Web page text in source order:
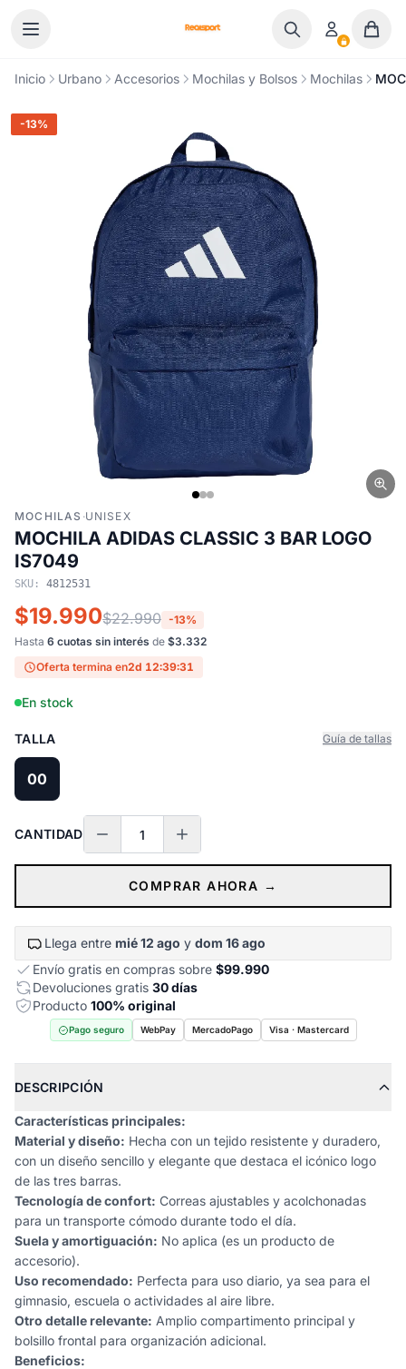
Inicio Urbano Accesorios Mochilas y Bolsos Mochilas
-13%
MOCHILAS ·UNISEX
MOCHILA ADIDAS CLASSIC 3 BAR LOGO
IS7049
SKU: 4812531
$19.990$22.990 -13%
Hasta 6 cuotas sin interés de $3.332
Oferta termina en2d 12:39:30
En stock
TALLA Guía de tallas
00
CANTIDAD
COMPRAR AHORA →
Llega entre mié 12 ago y dom 16 ago
Envío gratis en compras sobre $99.990
Devoluciones gratis 30 días
Producto 100% original
Pago seguro WebPay MercadoPago Visa · Mastercard
DESCRIPCIÓN
Características principales:
Material y diseño: Hecha con un tejido resistente y duradero,
con un diseño sencillo y elegante que destaca el icónico logo
de las tres barras.
Tecnología de confort: Correas ajustables y acolchonadas
para un transporte cómodo durante todo el día.
Suela y amortiguación: No aplica (es un producto de
accesorio).
Uso recomendado: Perfecta para uso diario, ya sea para el
gimnasio, escuela o actividades al aire libre.
Otro detalle relevante: Amplio compartimento principal y
bolsillo frontal para organización adicional.
Beneficios: